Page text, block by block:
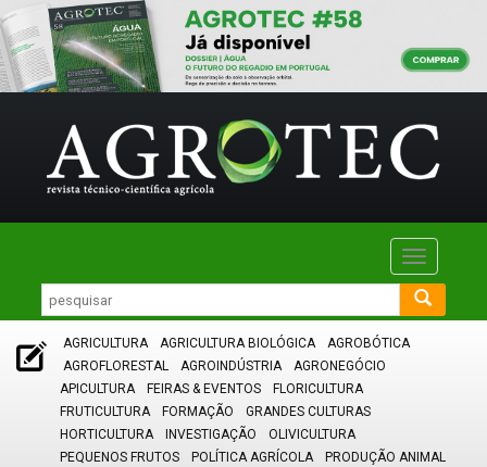
Toggle
AGRICULTURA AGRICULTURA BIOLÓGICA
AGROBÓTICA
AGROFLORESTAL
AGROINDÚSTRIA
AGRONEGÓCIO
APICULTURA
FEIRAS & EVENTOS
FLORICULTURA
FRUTICULTURA
FORMAÇÃO
GRANDES CULTURAS
HORTICULTURA
INVESTIGAÇÃO
OLIVICULTURA
PEQUENOS FRUTOS
POLÍTICA AGRÍCOLA
PRODUÇÃO ANIMAL